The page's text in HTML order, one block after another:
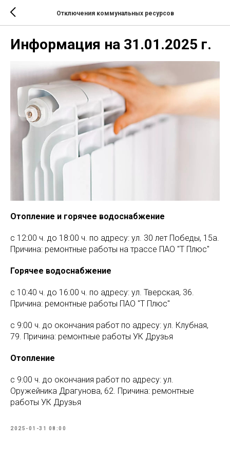
Отключения коммунальных ресурсов
Информация на 31.01.2025 г.
Отопление и горячее водоснабжение
с 12:00 ч. до 18:00 ч. по адресу: ул. 30 лет Победы, 15а.
Причина: ремонтные работы на трассе ПАО "Т Плюс"
Горячее водоснабжение
с 10:40 ч. до 16:00 ч. по адресу: ул. Тверская, 36.
Причина: ремонтные работы ПАО "Т Плюс"
с 9:00 ч. до окончания работ по адресу: ул. Клубная,
79. Причина: ремонтные работы УК Друзья
Отопление
с 9:00 ч. до окончания работ по адресу: ул.
Оружейника Драгунова, 62. Причина: ремонтные
работы УК Друзья
2025-01-31 08:00